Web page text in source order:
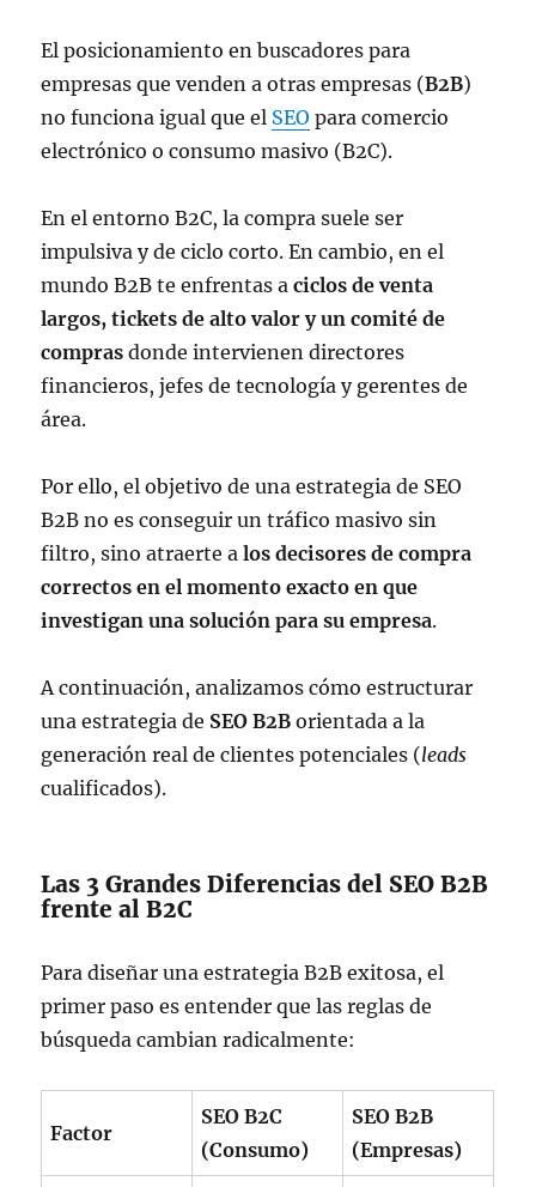
El posicionamiento en buscadores para
empresas que venden a otras empresas (B2B)
no funciona igual que el SEO para comercio
electrónico o consumo masivo (B2C).
En el entorno B2C, la compra suele ser
impulsiva y de ciclo corto. En cambio, en el
mundo B2B te enfrentas aciclos de venta
largos, tickets de alto valor y un comité de
compras donde intervienen directores
financieros, jefes de tecnología y gerentes de
área.
Por ello, el objetivo de una estrategia de SEO
B2B no es conseguir un tráfico masivo sin
filtro, sino atraerte alos decisores de compra
correctos en el momento exacto en que
investigan una solución para su empresa.
A continuación, analizamos cómo estructurar
una estrategia de SEO B2B orientada a la
generación real de clientes potenciales (leads
cualificados).
Las 3 Grandes Diferencias del SEO B2B
frente al B2C
Para diseñar una estrategia B2B exitosa, el
primer paso es entender que las reglas de
búsqueda cambian radicalmente:
Factor
SEO B2C
(Consumo)
SEO B2B
(Empresas)